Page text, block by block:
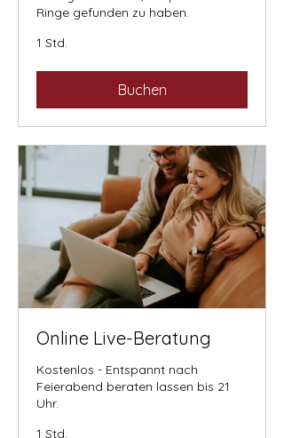
Ringe gefunden zu haben.
1 Std.
Buchen
Online Live-Beratung
Kostenlos - Entspannt nach
Feierabend beraten lassen bis 21
Uhr.
1 Std.